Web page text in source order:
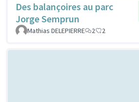
Des balançoires au parc
Jorge Semprun
Mathias DELEPIERRE
2 2